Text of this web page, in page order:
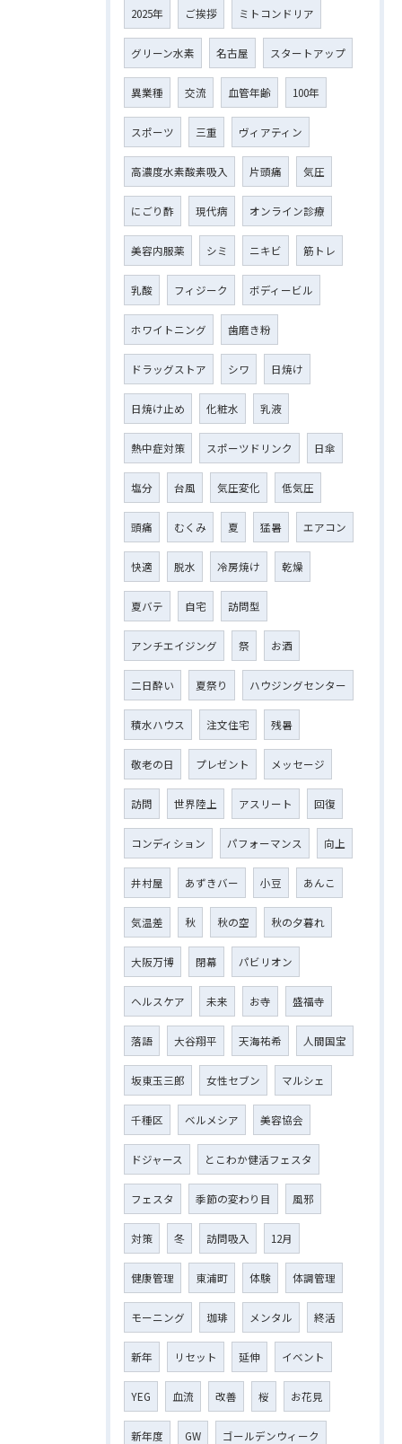
2025年 ご挨拶 ミトコンドリア
グリーン水素 名古屋 スタートアップ
異業種 交流 血管年齢 100年
スポーツ 三重 ヴィアティン
高濃度水素酸素吸入 片頭痛 気圧
にごり酢 現代病 オンライン診療
美容内服薬 シミ ニキビ 筋トレ
乳酸 フィジーク ボディービル
ホワイトニング 歯磨き粉
ドラッグストア シワ 日焼け
日焼け止め 化粧水 乳液
熱中症対策 スポーツドリンク 日傘
塩分 台風 気圧変化 低気圧
頭痛 むくみ 夏 猛暑 エアコン
快適 脱水 冷房焼け 乾燥
夏バテ 自宅 訪問型
アンチエイジング 祭 お酒
二日酔い 夏祭り ハウジングセンター
積水ハウス 注文住宅 残暑
敬老の日 プレゼント メッセージ
訪問 世界陸上 アスリート 回復
コンディション パフォーマンス 向上
井村屋 あずきバー 小豆 あんこ
気温差 秋 秋の空 秋の夕暮れ
大阪万博 閉幕 パビリオン
ヘルスケア 未来 お寺 盛福寺
落語 大谷翔平 天海祐希 人間国宝
坂東玉三郎 女性セブン マルシェ
千種区 ベルメシア 美容協会
ドジャース とこわか健活フェスタ
フェスタ 季節の変わり目 風邪
対策 冬 訪問吸入 12月
健康管理 東浦町 体験 体調管理
モーニング 珈琲 メンタル 終活
新年 リセット 延伸 イベント
YEG 血流 改善 桜 お花見
新年度 GW ゴールデンウィーク